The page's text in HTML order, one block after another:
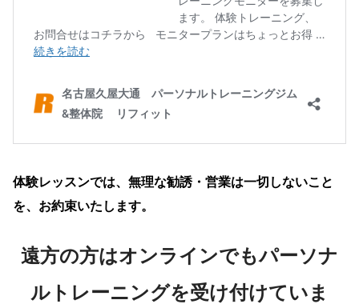
体験レッスンでは、無理な勧誘・営業は一切しないこと
を、お約束いたします。
遠方の方はオンラインでもパーソナ
ルトレーニングを受け付けていま